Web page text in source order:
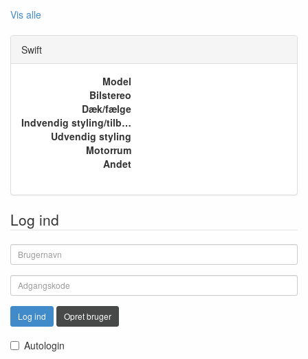
Vis alle
Swift
Model
Bilstereo
Dæk/fælge
Indvendig styling/tilbehør
Udvendig styling
Motorrum
Andet
Log ind
Log ind Opret bruger
Autologin